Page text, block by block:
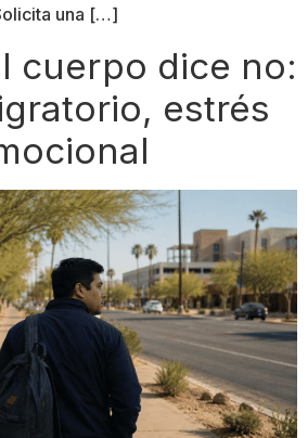
una […]
cuerpo dice no:
estrés